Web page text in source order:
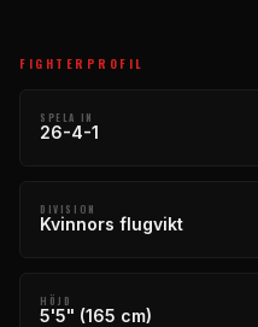
FIGHTERPROFIL
SPELA IN
26-4-1
DIVISION
Kvinnors flugvikt
HÖJD
5'5" (165 cm)